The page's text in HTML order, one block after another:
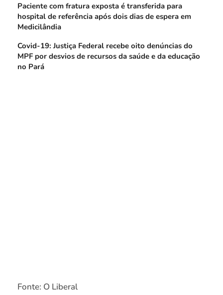
Paciente com fratura exposta é transferida para
hospital de referência após dois dias de espera em
Medicilândia
Covid-19: Justiça Federal recebe oito denúncias do
MPF por desvios de recursos da saúde e da educação
no Pará
Fonte: O Liberal